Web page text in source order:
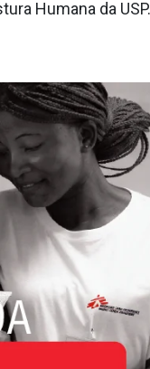
Humana da USP.